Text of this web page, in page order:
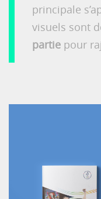
principale
visuels sont
partie pour